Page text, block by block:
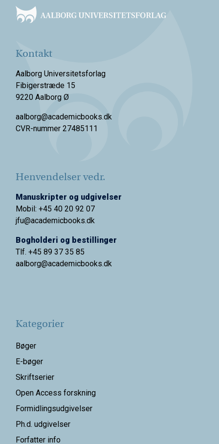
Kontakt
Aalborg Universitetsforlag
Fibigerstræde 15
9220 Aalborg Ø
aalborg@academicbooks.dk
CVR-nummer 27485111
Henvendelser vedr.
Manuskripter og udgivelser
Mobil: +45 40 20 92 07
jfu@academicbooks.dk
Bogholderi og bestillinger
Tlf. +45 89 37 35 85
aalborg@academicbooks.dk
Kategorier
Bøger
E-bøger
Skriftserier
Open Access forskning
Formidlingsudgivelser
Ph.d. udgivelser
Forfatter info